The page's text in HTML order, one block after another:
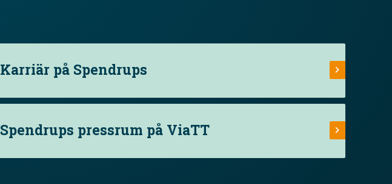
Karriär på Spendrups
Spendrups pressrum på ViaTT